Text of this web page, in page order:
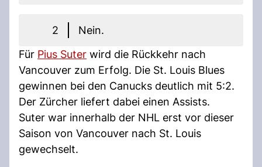
2
Nein.
Für Pius Suter wird die Rückkehr nach
Vancouver zum Erfolg. Die St. Louis Blues
gewinnen bei den Canucks deutlich mit 5:2.
Der Zürcher liefert dabei einen Assists.
Suter war innerhalb der NHL erst vor dieser
Saison von Vancouver nach St. Louis
gewechselt.